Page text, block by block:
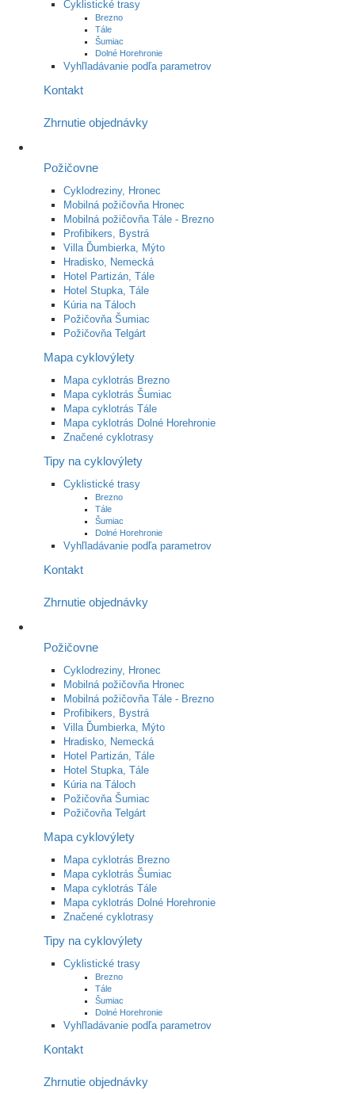
Cyklistické trasy
Brezno
Tále
Šumiac
Dolné Horehronie
Vyhľladávanie podľa parametrov
Kontakt
Zhrnutie objednávky
Požičovne
Cyklodreziny, Hronec
Mobilná požičovňa Hronec
Mobilná požičovňa Tále - Brezno
Profibikers, Bystrá
Villa Ďumbierka, Mýto
Hradisko, Nemecká
Hotel Partizán, Tále
Hotel Stupka, Tále
Kúria na Táloch
Požičovňa Šumiac
Požičovňa Telgárt
Mapa cyklovýlety
Mapa cyklotrás Brezno
Mapa cyklotrás Šumiac
Mapa cyklotrás Tále
Mapa cyklotrás Dolné Horehronie
Značené cyklotrasy
Tipy na cyklovýlety
Cyklistické trasy
Brezno
Tále
Šumiac
Dolné Horehronie
Vyhľladávanie podľa parametrov
Kontakt
Zhrnutie objednávky
Požičovne
Cyklodreziny, Hronec
Mobilná požičovňa Hronec
Mobilná požičovňa Tále - Brezno
Profibikers, Bystrá
Villa Ďumbierka, Mýto
Hradisko, Nemecká
Hotel Partizán, Tále
Hotel Stupka, Tále
Kúria na Táloch
Požičovňa Šumiac
Požičovňa Telgárt
Mapa cyklovýlety
Mapa cyklotrás Brezno
Mapa cyklotrás Šumiac
Mapa cyklotrás Tále
Mapa cyklotrás Dolné Horehronie
Značené cyklotrasy
Tipy na cyklovýlety
Cyklistické trasy
Brezno
Tále
Šumiac
Dolné Horehronie
Vyhľladávanie podľa parametrov
Kontakt
Zhrnutie objednávky